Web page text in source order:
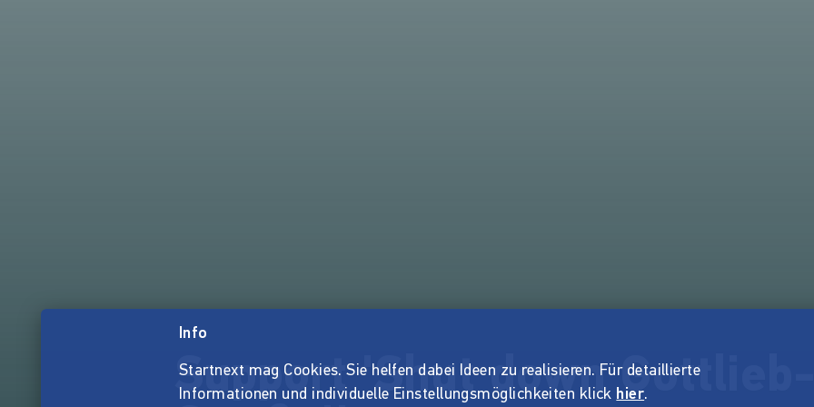
Support 'Shut down
Info
Startnext mag Cookies. Sie helfen dabei Ideen zu realisieren. Für detaillierte
Informationen und individuelle Einstellungsmöglichkeiten klick hier.